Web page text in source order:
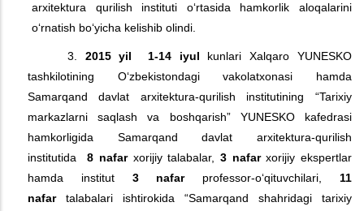
arxitektura qurilish instituti o‘rtasida hamkorlik aloqalarini
o‘rnatish bo‘yicha kelishib olindi.
3. 2015 yil 1-14 iyul kunlari Xalqaro YUNESKO
tashkilotining O‘zbekistondagi vakolatxonasi hamda
Samarqand davlat arxitektura-qurilish institutining “Tarixiy
markazlarni saqlash va boshqarish” YUNESKO kafedrasi
hamkorligida Samarqand davlat arxitektura-qurilish
institutida8 nafarxorijiy talabalar, 3 nafarxorijiy ekspertlar
hamda institut 3 nafarprofessor-o‘qituvchilari, 11
nafartalabalari ishtirokida “Samarqand shahridagi tarixiy